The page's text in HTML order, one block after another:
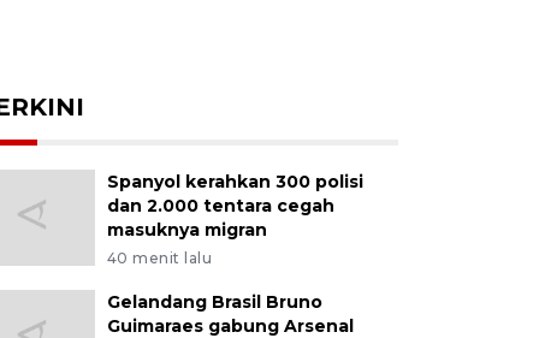
Spanyol kerahkan 300 polisi
dan 2.000 tentara cegah
masuknya migran
40 menit lalu
Gelandang Brasil Bruno
Guimaraes gabung Arsenal